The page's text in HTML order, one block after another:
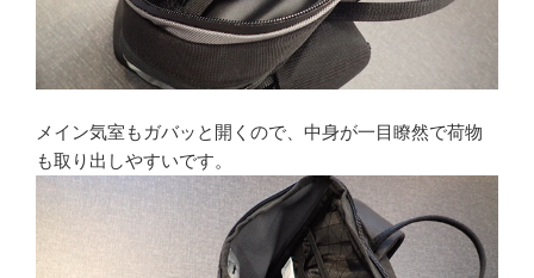
メイン気室もガバッと開くので、中身が一目瞭然で荷物
も取り出しやすいです。